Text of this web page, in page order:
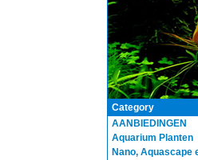
Category
AANBIEDINGEN
Aquarium Planten
Nano, Aquascape